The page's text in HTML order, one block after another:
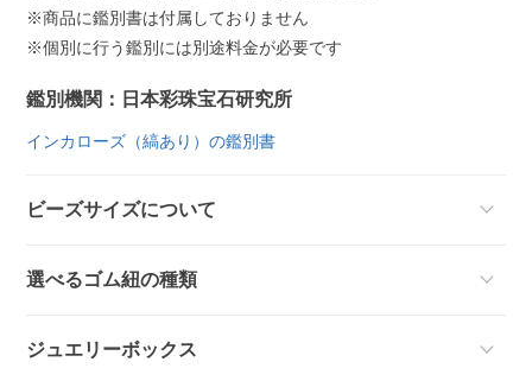
※商品に鑑別書は付属しておりません
※個別に行う鑑別には別途料金が必要です
鑑別機関：日本彩珠宝石研究所
インカローズ（縞あり）の鑑別書
ビーズサイズについて
選べるゴム紐の種類
ジュエリーボックス